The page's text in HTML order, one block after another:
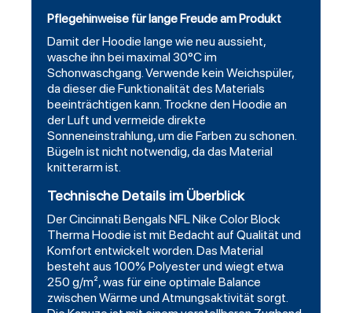
Pflegehinweise für lange Freude am Produkt
Damit der Hoodie lange wie neu aussieht,
wasche ihn bei maximal 30°C im
Schonwaschgang. Verwende kein Weichspüler,
da dieser die Funktionalität des Materials
beeinträchtigen kann. Trockne den Hoodie an
der Luft und vermeide direkte
Sonneneinstrahlung, um die Farben zu schonen.
Bügeln ist nicht notwendig, da das Material
knitterarm ist.
Technische Details im Überblick
Der Cincinnati Bengals NFL Nike Color Block
Therma Hoodie ist mit Bedacht auf Qualität und
Komfort entwickelt worden. Das Material
besteht aus 100% Polyester und wiegt etwa
250 g/m², was für eine optimale Balance
zwischen Wärme und Atmungsaktivität sorgt.